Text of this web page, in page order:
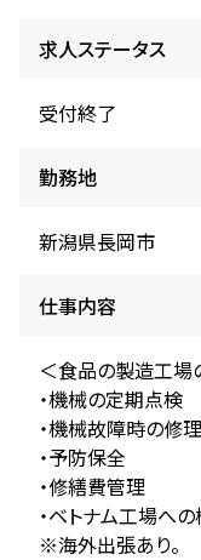
求人ステータス
受付終了
勤務地
新潟県長岡市
仕事内容
＜食品の製造工場
・機械の定期点検
・機械故障時の修理
・予防保全
・修繕費管理
・ベトナム工場へ
※海外出張あり。